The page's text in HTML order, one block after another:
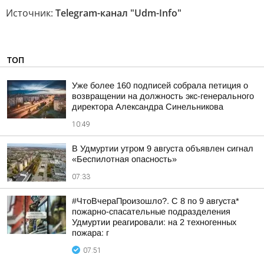
Источник: Telegram-канал "Udm-Info"
ТОП
Уже более 160 подписей собрала петиция о
возвращении на должность экс-генерального
директора Александра Синельникова
10:49
В Удмуртии утром 9 августа объявлен сигнал
«Беспилотная опасность»
07:33
#ЧтоВчераПроизошло?. С 8 по 9 августа*
пожарно-спасательные подразделения
Удмуртии реагировали: на 2 техногенных
пожара: г
07:51